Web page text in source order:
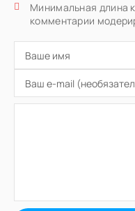
Минимальная длина
комментарии